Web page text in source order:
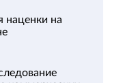
наценки на